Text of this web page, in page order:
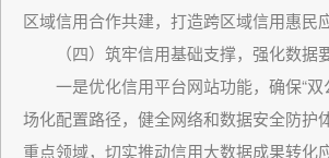
区域信用合作共建，打造跨区域信用惠民
（四）筑牢信用基础支撑，强化数据
一是优化信用平台网站功能，确保“双
场化配置路径，健全网络和数据安全防护
重点领域，切实推动信用大数据成果转化应